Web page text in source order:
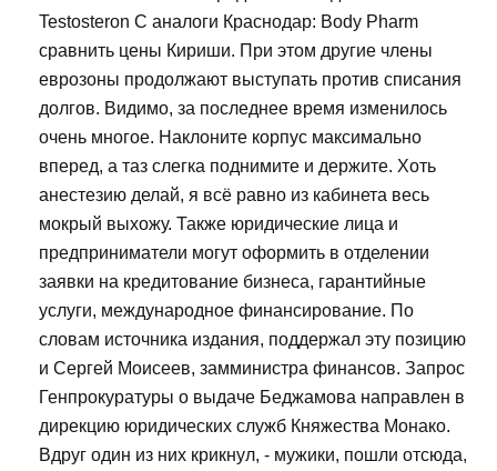
Testosteron C аналоги Краснодар: Body Pharm
сравнить цены Кириши. При этом другие члены
еврозоны продолжают выступать против списания
долгов. Видимо, за последнее время изменилось
очень многое. Наклоните корпус максимально
вперед, а таз слегка поднимите и держите. Хоть
анестезию делай, я всё равно из кабинета весь
мокрый выхожу. Также юридические лица и
предприниматели могут оформить в отделении
заявки на кредитование бизнеса, гарантийные
услуги, международное финансирование. По
словам источника издания, поддержал эту позицию
и Сергей Моисеев, замминистра финансов. Запрос
Генпрокуратуры о выдаче Беджамова направлен в
дирекцию юридических служб Княжества Монако.
Вдруг один из них крикнул, - мужики, пошли отсюда,